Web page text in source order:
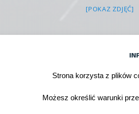
[POKAZ ZDJĘĆ]
Motyw: Big Brother. Autor motywu:
Strona korzysta z plików
Możesz określić warunki